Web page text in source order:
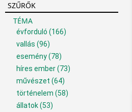
SZŰRŐK
TÉMA
évforduló (166)
vallás (96)
esemény(78)
híres ember(73)
művészet (64)
történelem (58)
állatok(53)